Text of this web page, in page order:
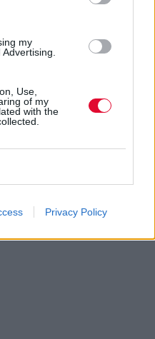
my
Use,
of my
with the
Privacy Policy